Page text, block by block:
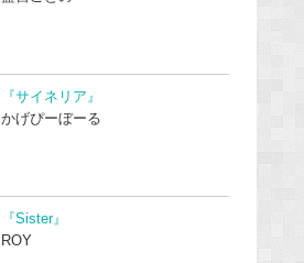
『サイネリア』
かげぴーぼーる
『Sister』
ROY